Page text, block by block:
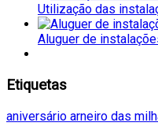
Utilização das
Aluguer de
Etiquetas
aniversário arneiro das